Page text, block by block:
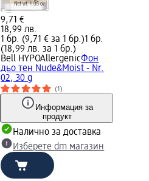
9,71 €
18,99 лв.
1 бр. (9,71 € за 1 бр.)1 бр.
(18,99 лв. за 1 бр.)
Bell HYPOAllergenicФон
дьо тен Nude&Moist - Nr.
02, 30 g
(1)
Информация за
продукт
Налично за доставка
Изберете dm магазин